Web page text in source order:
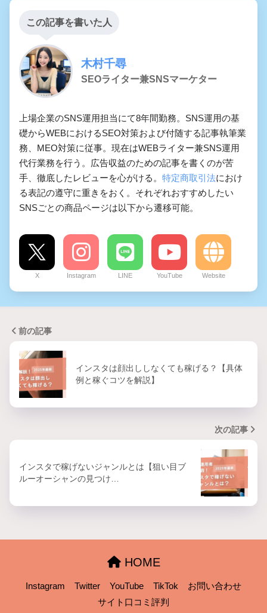
この記事を書いた人
木村千尋
SEOライター兼SNSマーケター
上場企業のSNS運用担当にて8年間勤務。SNS運用の基
礎からWEBにおけるSEO対策および付随する記事執筆業
務、MEO対策に従事。現在はWEBライター兼SNS運用
代行業務を行う。広告収益のための記事を書くのが苦
手、徹底したレビューを心がける。 特定商取引法におけ
る表記の遵守に重きをおく。それぞれおすすめしたい
SNSごとの商品ページは以下から遷移可能。
X Instagram LINE YouTube Website
前の記事
インスタは顔出ししなくても稼げる？【具体
例と稼ぐコツを解説】
次の記事
インスタで稼げないジャンルとは【狙い目ブ
ルーオーシャンの見つけ…
HOME
Instagram Twitter YouTube TikTok
お問い合わせ
サイト口コミ評判